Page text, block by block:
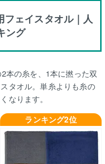
ェイスタオル｜人
ング
本の糸を、1本に撚った双
タオル。単糸よりも糸の
なります。
ランキング2位